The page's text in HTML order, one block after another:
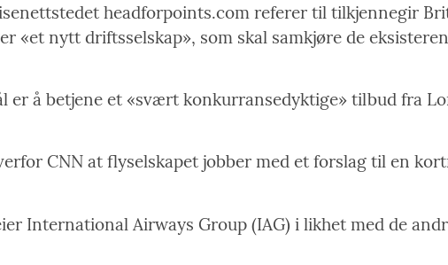
headforpoints.com referer til tilkjennegir
«et nytt driftsselskap», som skal samkjøre de
er å betjene et «svært konkurransedyktige» tilbud fra
CNN at flyselskapet jobber med et forslag til en
International Airways Group (IAG) i likhet med de